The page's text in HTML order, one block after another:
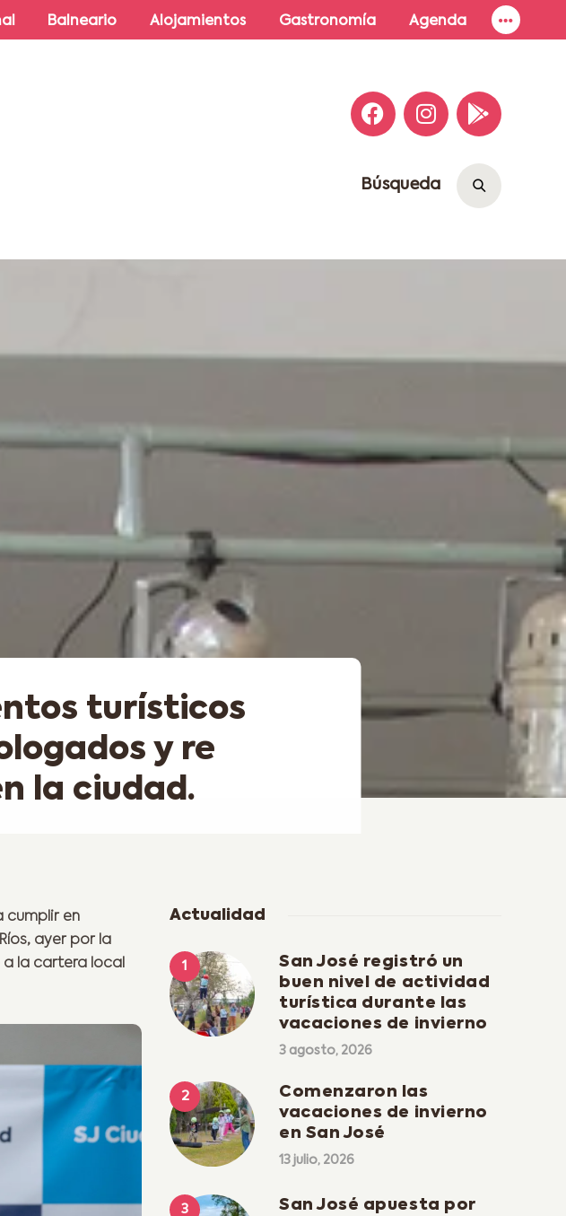
Balneario Alojamientos Gastronomía Agenda
Búsqueda
turísticos
y re
la ciudad.
cumplir en
ayer por la
a la cartera local
Actualidad
San José registró un
buen nivel de actividad
turística durante las
vacaciones de invierno
3 agosto, 2026
Comenzaron las
vacaciones de invierno
en San José
13 julio, 2026
San José apuesta por